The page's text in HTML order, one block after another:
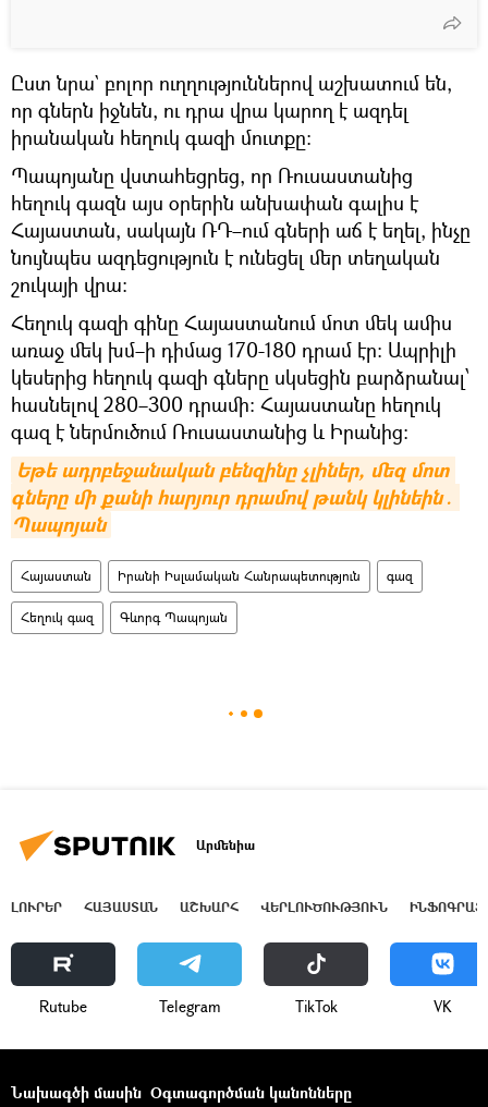
Ըստ նրա` բոլոր ուղղություններով աշխատում են,
որ գներն իջնեն, ու դրա վրա կարող է ազդել
իրանական հեղուկ գազի մուտքը։
Պապոյանը վստահեցրեց, որ Ռուսաստանից
հեղուկ գազն այս օրերին անխափան գալիս է
Հայաստան, սակայն ՌԴ–ում գների աճ է եղել, ինչը
նույնպես ազդեցություն է ունեցել մեր տեղական
շուկայի վրա։
Հեղուկ գազի գինը Հայաստանում մոտ մեկ ամիս
առաջ մեկ խմ–ի դիմաց 170-180 դրամ էր։ Ապրիլի
կեսերից հեղուկ գազի գները սկսեցին բարձրանալ՝
հասնելով 280–300 դրամի։ Հայաստանը հեղուկ
գազ է ներմուծում Ռուսաստանից և Իրանից։
Եթե ադրբեջանական բենզինը չլիներ, մեզ մոտ
գները մի քանի հարյուր դրամով թանկ կլինեին․
Պապոյան
Հայաստան Իրանի Իսլամական Հանրապետություն գազ
Հեղուկ գազ Գևորգ Պապոյան
Արմենիա
ԼՈՒՐԵՐ ՀԱՅԱՍՏԱՆ ԱՇԽԱՐՀ ՎԵՐԼՈՒԾՈՒԹՅՈՒՆ
Rutube Telegram ТikТоk VK
Նախագծի մասին Օգտագործման կանոնները